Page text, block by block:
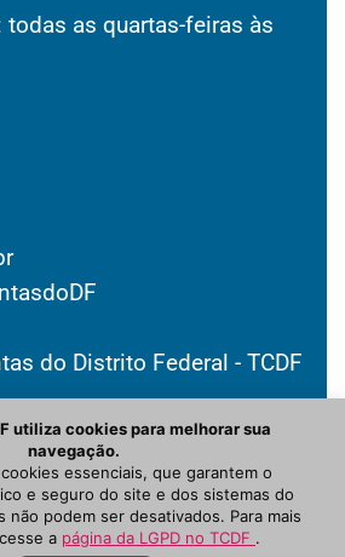
as quartas-feiras às
do Distrito Federal - TCDF
WordPress Theme by TagDiv
utiliza cookies para melhorar sua
navegação.
essenciais, que garantem o
e seguro do site e dos sistemas do
não podem ser desativados. Para mais
a página da LGPD no TCDF .